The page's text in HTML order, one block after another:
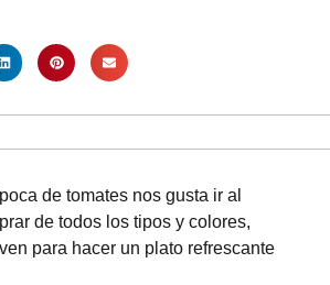
de tomates nos gusta ir al
de todos los tipos y colores,
para hacer un plato refrescante